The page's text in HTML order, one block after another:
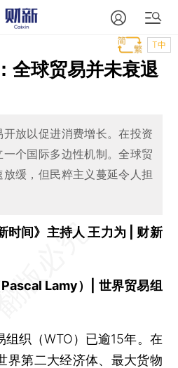
T中
全球贸易并未衰退
放以促进消费增长。在投资
个国际多边性机制。全球贸
缓，但民粹主义蔓延令人担
时间》主持人 王力为 | 财新
Lamy）| 世界贸易组
织（WTO）已逾15年。在
界第二大经济体、最大货物